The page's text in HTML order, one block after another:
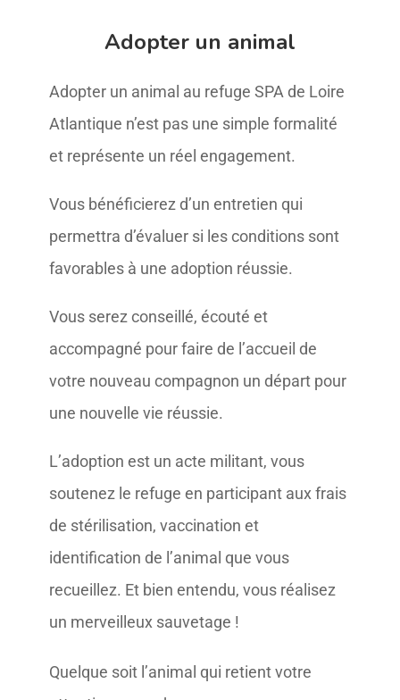
Adopter un animal
Adopter un animal au refuge SPA de Loire
Atlantique n’est pas une simple formalité
et représente un réel engagement.
Vous bénéficierez d’un entretien qui
permettra d’évaluer si les conditions sont
favorables à une adoption réussie.
Vous serez conseillé, écouté et
accompagné pour faire de l’accueil de
votre nouveau compagnon un départ pour
une nouvelle vie réussie.
L’adoption est un acte militant, vous
soutenez le refuge en participant aux frais
de stérilisation, vaccination et
identification de l’animal que vous
recueillez. Et bien entendu, vous réalisez
un merveilleux sauvetage !
Quelque soit l’animal qui retient votre